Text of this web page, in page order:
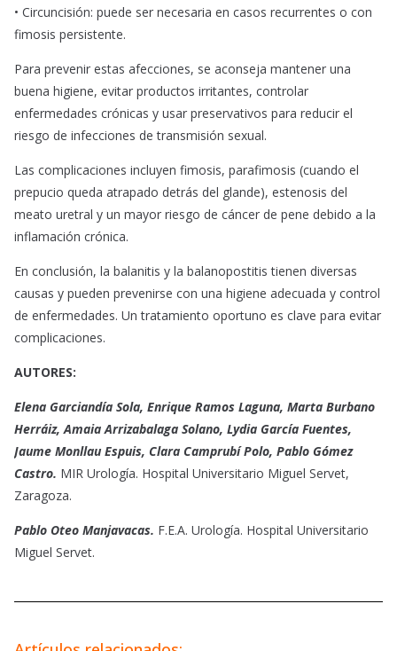
• Circuncisión: puede ser necesaria en casos recurrentes o con
fimosis persistente.
Para prevenir estas afecciones, se aconseja mantener una
buena higiene, evitar productos irritantes, controlar
enfermedades crónicas y usar preservativos para reducir el
riesgo de infecciones de transmisión sexual.
Las complicaciones incluyen fimosis, parafimosis (cuando el
prepucio queda atrapado detrás del glande), estenosis del
meato uretral y un mayor riesgo de cáncer de pene debido a la
inflamación crónica.
En conclusión, la balanitis y la balanopostitis tienen diversas
causas y pueden prevenirse con una higiene adecuada y control
de enfermedades. Un tratamiento oportuno es clave para evitar
complicaciones.
AUTORES:
Elena Garciandía Sola, Enrique Ramos Laguna, Marta Burbano
Herráiz, Amaia Arrizabalaga Solano, Lydia García Fuentes,
Jaume Monllau Espuis, Clara Camprubí Polo, Pablo Gómez
Castro. MIR Urología. Hospital Universitario Miguel Servet,
Zaragoza.
Pablo Oteo Manjavacas. F.E.A. Urología. Hospital Universitario
Miguel Servet.